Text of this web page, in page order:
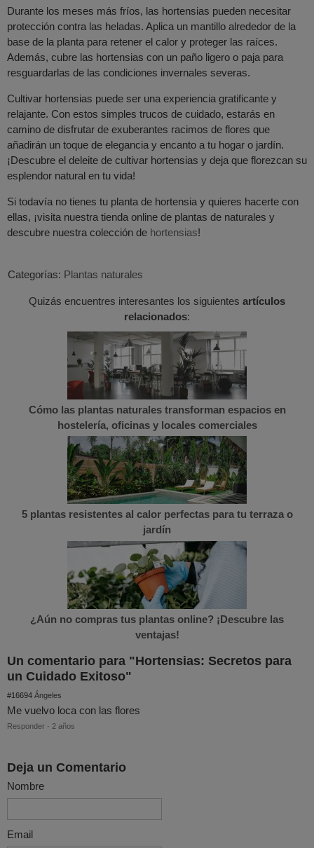
Durante los meses más fríos, las hortensias pueden necesitar
protección contra las heladas. Aplica un mantillo alrededor de la
base de la planta para retener el calor y proteger las raíces.
Además, cubre las hortensias con un paño ligero o paja para
resguardarlas de las condiciones invernales severas.
Cultivar hortensias puede ser una experiencia gratificante y
relajante. Con estos simples trucos de cuidado, estarás en
camino de disfrutar de exuberantes racimos de flores que
añadirán un toque de elegancia y encanto a tu hogar o jardín.
¡Descubre el deleite de cultivar hortensias y deja que florezcan su
esplendor natural en tu vida!
Si todavía no tienes tu planta de hortensia y quieres hacerte con
ellas, ¡visita nuestra tienda online de plantas de naturales y
descubre nuestra colección de hortensias!
Categorías: Plantas naturales
Quizás encuentres interesantes los siguientes artículos
relacionados:
Cómo las plantas naturales transforman espacios en
hostelería, oficinas y locales comerciales
5 plantas resistentes al calor perfectas para tu terraza o
jardín
¿Aún no compras tus plantas online? ¡Descubre las
ventajas!
Un comentario para "Hortensias: Secretos para
un Cuidado Exitoso"
#16694 Ángeles
Me vuelvo loca con las flores
Responder · 2 años
Deja un Comentario
Nombre
Email